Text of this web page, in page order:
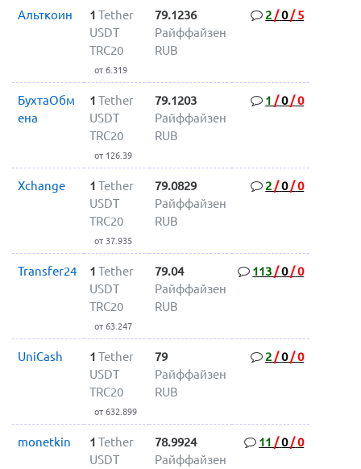
Альткоин 1 Tether
USDT
TRC20
от 6.319
79.1236
Райффайзен
RUB
2 /0/ 5
БухтаОбм
ена
1 Tether
USDT
TRC20
от 126.39
79.1203
Райффайзен
RUB
1 /0/0
Xchange 1 Tether
USDT
TRC20
от 37.935
79.0829
Райффайзен
RUB
2 /0/0
Transfer24 1 Tether
USDT
TRC20
от 63.247
79.04
Райффайзен
RUB
113 /0/0
UniCash 1 Tether
USDT
TRC20
от 632.899
79
Райффайзен
RUB
2 /0/0
monetkin 1 Tether
USDT
78.9924
Райффайзен
11 /0/0